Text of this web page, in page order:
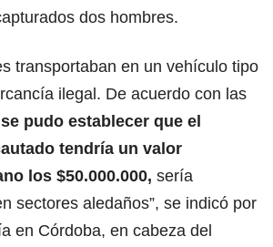
dos hombres.
transportaban en un vehículo tipo
ilegal. De acuerdo con las
se pudo establecer que el
tendría un valor
los $50.000.000, sería
sectores aledaños”, se indicó por
en Córdoba, en cabeza del